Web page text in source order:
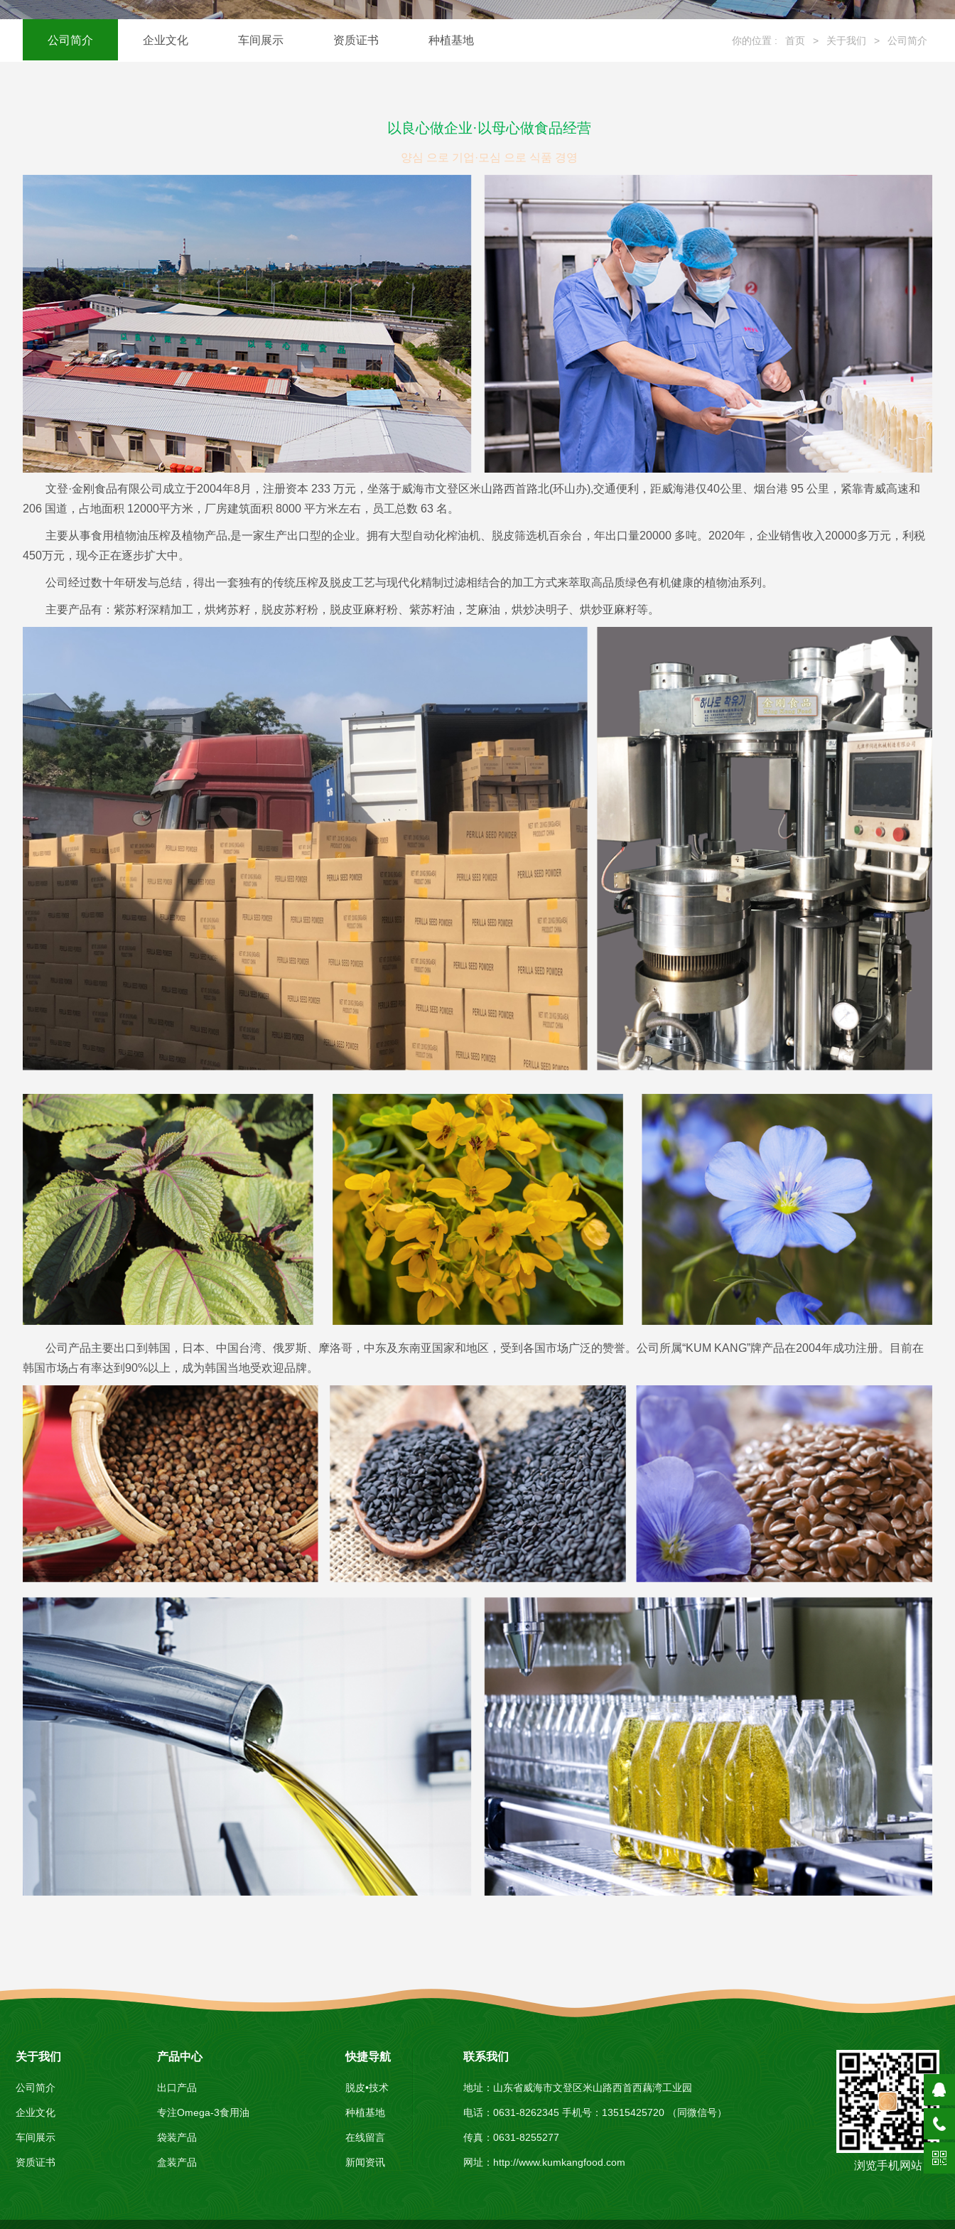
公司简介 企业文化 车间展示 资质证书 种植基地 你的位置 : 首页 > 关于我们 > 公司简介
以良心做企业·以母心做食品经营
양심 으로 기업·모심 으로 식품 경영
文登·金刚食品有限公司成立于2004年8月，注册资本 233 万元，坐落于威海市文登区米山路西首路北(环山办),交通便利，距威海港仅40公里、烟台港 95 公里，紧靠青威高速和
206 国道，占地面积 12000平方米，厂房建筑面积 8000 平方米左右，员工总数 63 名。
主要从事食用植物油压榨及植物产品,是一家生产出口型的企业。拥有大型自动化榨油机、脱皮筛选机百余台，年出口量20000 多吨。2020年，企业销售收入20000多万元，利税
450万元，现今正在逐步扩大中。
公司经过数十年研发与总结，得出一套独有的传统压榨及脱皮工艺与现代化精制过滤相结合的加工方式来萃取高品质绿色有机健康的植物油系列。
主要产品有：紫苏籽深精加工，烘烤苏籽，脱皮苏籽粉，脱皮亚麻籽粉、紫苏籽油，芝麻油，烘炒决明子、烘炒亚麻籽等。
公司产品主要出口到韩国，日本、中国台湾、俄罗斯、摩洛哥，中东及东南亚国家和地区，受到各国市场广泛的赞誉。公司所属“KUM KANG”牌产品在2004年成功注册。目前在
韩国市场占有率达到90%以上，成为韩国当地受欢迎品牌。
关于我们
公司简介
企业文化
车间展示
资质证书
产品中心
出口产品
专注Omega-3食用油
袋装产品
盒装产品
快捷导航
脱皮•技术
种植基地
在线留言
新闻资讯
联系我们
地址：山东省威海市文登区米山路西首西藕湾工业园
电话：0631-8262345 手机号：13515425720 （同微信号）
传真：0631-8255277
网址： http://www.kumkangfood.com 浏览手机网站